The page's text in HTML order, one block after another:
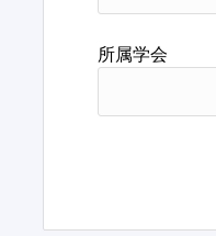
所属学会